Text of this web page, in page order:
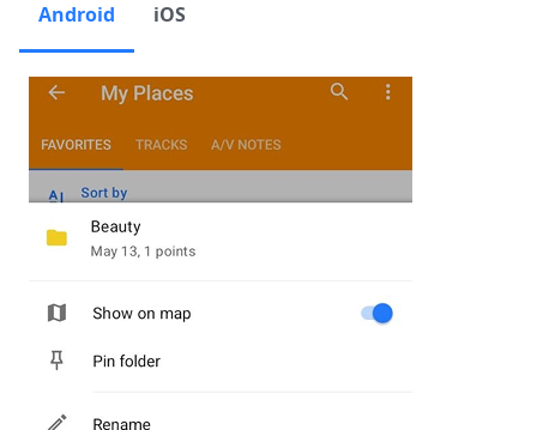
Android iOS